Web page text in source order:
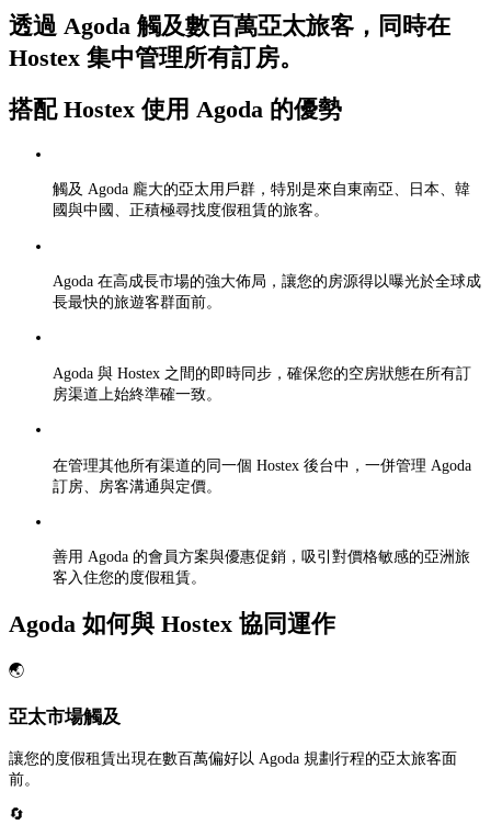
透過 Agoda 觸及數百萬亞太旅客，同時在
Hostex 集中管理所有訂房。
搭配 Hostex 使用 Agoda 的優勢
觸及 Agoda 龐大的亞太用戶群，特別是來自東南亞、日本、韓
國與中國、正積極尋找度假租賃的旅客。
Agoda 在高成長市場的強大佈局，讓您的房源得以曝光於全球成
長最快的旅遊客群面前。
Agoda 與 Hostex 之間的即時同步，確保您的空房狀態在所有訂
房渠道上始終準確一致。
在管理其他所有渠道的同一個 Hostex 後台中，一併管理 Agoda
訂房、房客溝通與定價。
善用 Agoda 的會員方案與優惠促銷，吸引對價格敏感的亞洲旅
客入住您的度假租賃。
Agoda 如何與 Hostex 協同運作
🌏
亞太市場觸及
讓您的度假租賃出現在數百萬偏好以 Agoda 規劃行程的亞太旅客面
前。
🔄